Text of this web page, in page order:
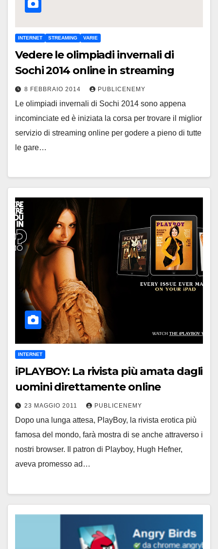
INTERNET STREAMING VARIE
Vedere le olimpiadi invernali di
Sochi 2014 online in streaming
8 FEBBRAIO 2014 PUBLICENEMY
Le olimpiadi invernali di Sochi 2014 sono appena
incominciate ed è iniziata la corsa per trovare il miglior
servizio di streaming online per godere a pieno di tutte
le gare…
INTERNET
iPLAYBOY: La rivista più amata dagli
uomini direttamente online
23 MAGGIO 2011 PUBLICENEMY
Dopo una lunga attesa, PlayBoy, la rivista erotica più
famosa del mondo, farà mostra di se anche attraverso i
nostri browser. Il patron di Playboy, Hugh Hefner,
aveva promesso ad…